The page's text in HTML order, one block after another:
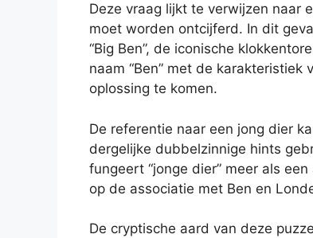
Deze vraag lijkt te verwijzen naar
moet worden ontcijferd. In dit
“Big Ben”, de iconische
naam “Ben” met de karakteristiek
oplossing te komen.
De referentie naar een jong dier
dergelijke dubbelzinnige hints
fungeert “jonge dier” meer als
op de associatie met Ben en
De cryptische aard van deze